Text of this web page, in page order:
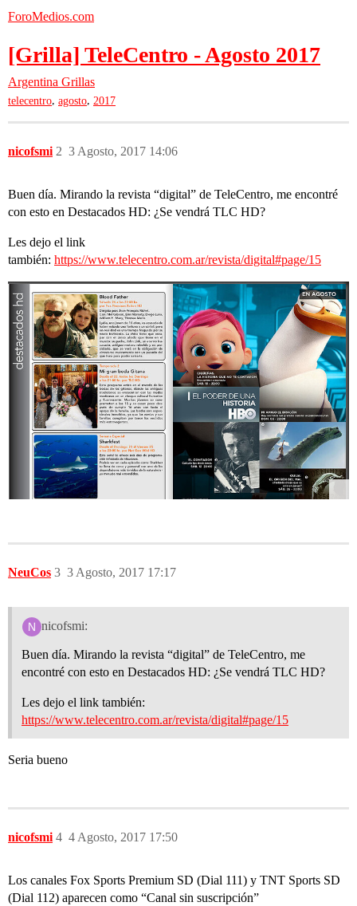
ForoMedios.com
[Grilla] TeleCentro - Agosto 2017
Argentina Grillas
telecentro, agosto, 2017
nicofsmi 3 Agosto, 2017 14:06
2
Buen día. Mirando la revista “digital” de TeleCentro, me encontré
con esto en Destacados HD: ¿Se vendrá TLC HD?
Les dejo el link
también: https://www.telecentro.com.ar/revista/digital#page/15
NeuCos 3 Agosto, 2017 17:17
3
nicofsmi:
Buen día. Mirando la revista “digital” de TeleCentro, me
encontré con esto en Destacados HD: ¿Se vendrá TLC HD?
Les dejo el link también:
https://www.telecentro.com.ar/revista/digital#page/15
Seria bueno
nicofsmi 4 Agosto, 2017 17:50
4
Los canales Fox Sports Premium SD (Dial 111) y TNT Sports SD
(Dial 112) aparecen como “Canal sin suscripción”